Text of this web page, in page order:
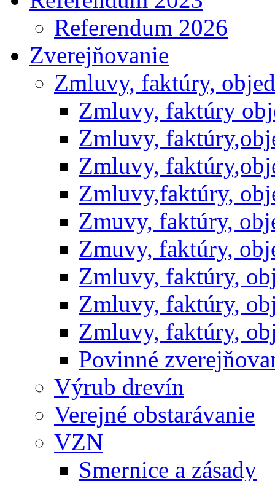
Referendum 2026
Zverejňovanie
Zmluvy, faktúry,
Zmluvy, faktúry
Zmluvy,
Zmluvy,
Zmluvy,faktúry,
Zmuvy, faktúry,
Zmuvy, faktúry,
Zmluvy, faktúry,
Zmluvy, faktúry,
Zmluvy, faktúry,
Povinné
Výrub drevín
Verejné obstarávanie
VZN
Smernice a zásady